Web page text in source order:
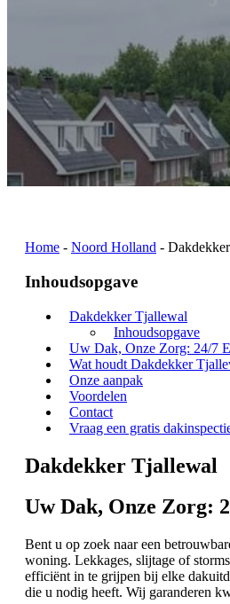
Home - Noord Holland -
Inhoudsopgave
Dakdekker Tjallewal
Inhoudsopgave
Uw Dak, Onze Zorg: 24/7
Wat houdt Dakdekker
Onze aanpak
Voordelen
Contact
Vraag een gratis
Dakdekker Tjallewal
Uw Dak, Onze Zorg:
Bent u op zoek naar een
woning. Lekkages, slijtage of
efficiënt in te grijpen bij elke
die u nodig heeft. Wij garanderen